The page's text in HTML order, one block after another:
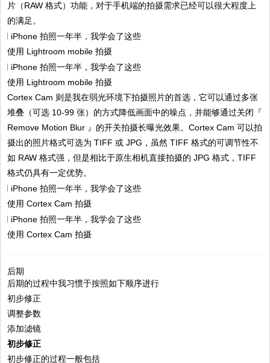
片（RAW 格式）功能，对于手机端的拍摄需求已经可以很大程度上
的满足。
使用 Lightroom mobile 拍摄
使用 Lightroom mobile 拍摄
Cortex Cam 则是我在弱光环境下拍摄照片的首选，它可以通过多张
堆叠（可选 10-99 张）的方式降低画面中的噪点，并能够通过关闭『
Remove Motion Blur 』的开关拍摄长曝光效果。Cortex Cam 可以拍
摄出的照片格式可选为 TIFF 或 JPG，虽然 TIFF 格式的可调节性不
如 RAW 格式强，但是相比于原生相机直接拍摄的 JPG 格式，TIFF
格式仍具有一定优势。
使用 Cortex Cam 拍摄
使用 Cortex Cam 拍摄
后期
后期的过程中我习惯于按照如下顺序进行
初步修正
调整参数
添加滤镜
初步修正
初步修正的过程一般包括